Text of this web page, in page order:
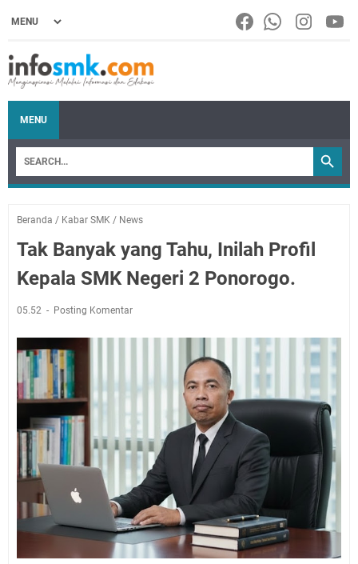
MENU
Beranda / Kabar SMK / News
Tak Banyak yang Tahu, Inilah Profil
Kepala SMK Negeri 2 Ponorogo.
05.52 Posting Komentar